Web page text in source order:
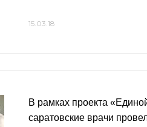
15.03.18
В рамках проекта
саратовские врачи